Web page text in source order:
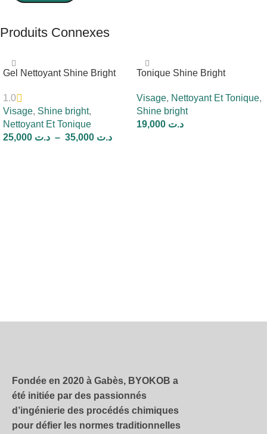
Produits Connexes
Gel Nettoyant Shine Bright
1.0
Visage, Shine bright,
Nettoyant Et Tonique
د.ت – د.ت
Tonique Shine Bright
Visage, Nettoyant Et Tonique,
Shine bright
د.ت
Fondée en 2020 à Gabès, BYOKOB a
été initiée par des passionnés
d’ingénierie des procédés chimiques
pour défier les normes traditionnelles